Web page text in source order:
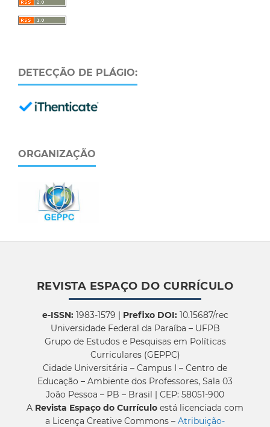
DETECÇÃO DE PLÁGIO:
ORGANIZAÇÃO
REVISTA ESPAÇO DO CURRÍCULO
e-ISSN:1983-1579 | Prefixo DOI:10.15687/rec
Universidade Federal da Paraíba – UFPB
Grupo de Estudos e Pesquisas em Políticas
Curriculares (GEPPC)
Cidade Universitária – Campus I – Centro de
Educação – Ambiente dos Professores, Sala 03
João Pessoa – PB – Brasil | CEP: 58051-900
A Revista Espaço do Currículo está licenciada com
a Licença Creative Commons – Atribuição-